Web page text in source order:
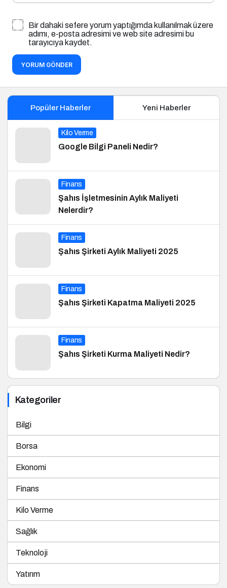
Bir dahaki sefere yorum yaptığımda kullanılmak üzere
adımı, e-posta adresimi ve web site adresimi bu
tarayıcıya kaydet.
YORUM GÖNDER
Popüler Haberler Yeni Haberler
Kilo Verme
Google Bilgi Paneli Nedir?
Finans
Şahıs İşletmesinin Aylık Maliyeti
Nelerdir?
Finans
Şahıs Şirketi Aylık Maliyeti 2025
Finans
Şahıs Şirketi Kapatma Maliyeti 2025
Finans
Şahıs Şirketi Kurma Maliyeti Nedir?
Kategoriler
Bilgi
Borsa
Ekonomi
Finans
Kilo Verme
Sağlık
Teknoloji
Yatırım